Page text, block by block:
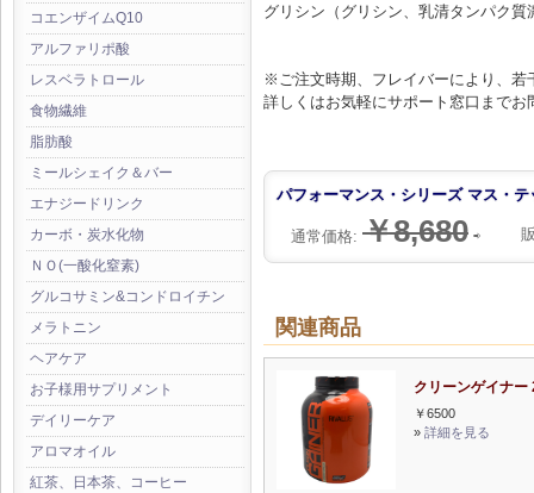
コエンザイムQ10
アルファリポ酸
レスベラトロール
食物繊維
脂肪酸
ミールシェイク＆バー
エナジードリンク
カーボ・炭水化物
ＮＯ(一酸化窒素)
グルコサミン&コンドロイチン
メラトニン
ヘアケア
お子様用サプリメント
デイリーケア
アロマオイル
紅茶、日本茶、コーヒー
グリシン（グリシン、乳清タンパク
※ご注文時期、フレイバーにより、若
詳しくはお気軽にサポート窓口までお
パフォーマンス・シリーズ マス・
通常価格: ￥8,680 ⇨
関連商品
クリーンゲイナー
￥6500
» 詳細を見る